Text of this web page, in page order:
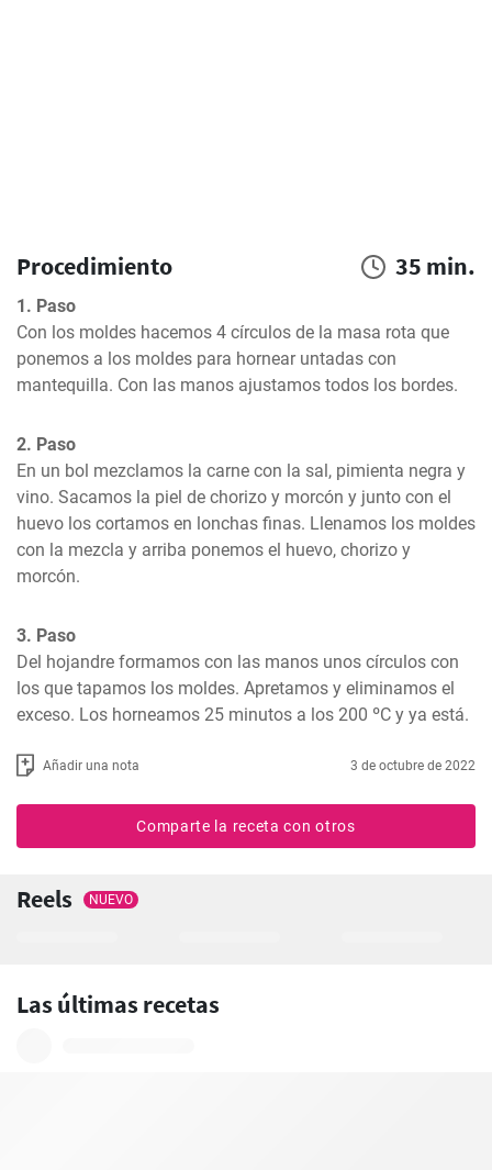
Procedimiento 35 min.
1. Paso
Con los moldes hacemos 4 círculos de la masa rota que
ponemos a los moldes para hornear untadas con
mantequilla. Con las manos ajustamos todos los bordes.
2. Paso
En un bol mezclamos la carne con la sal, pimienta negra y
vino. Sacamos la piel de chorizo y morcón y junto con el
huevo los cortamos en lonchas finas. Llenamos los moldes
con la mezcla y arriba ponemos el huevo, chorizo y
morcón.
3. Paso
Del hojandre formamos con las manos unos círculos con
los que tapamos los moldes. Apretamos y eliminamos el
exceso. Los horneamos 25 minutos a los 200 ºC y ya está.
Añadir una nota 3 de octubre de 2022
Comparte la receta con otros
Reels NUEVO
Las últimas recetas